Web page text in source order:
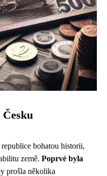
bohatou historii,
země. Poprvé byla
prošla několika